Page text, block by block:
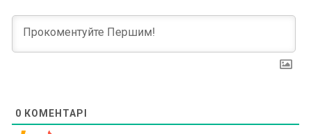
0 КОМЕНТАРІ